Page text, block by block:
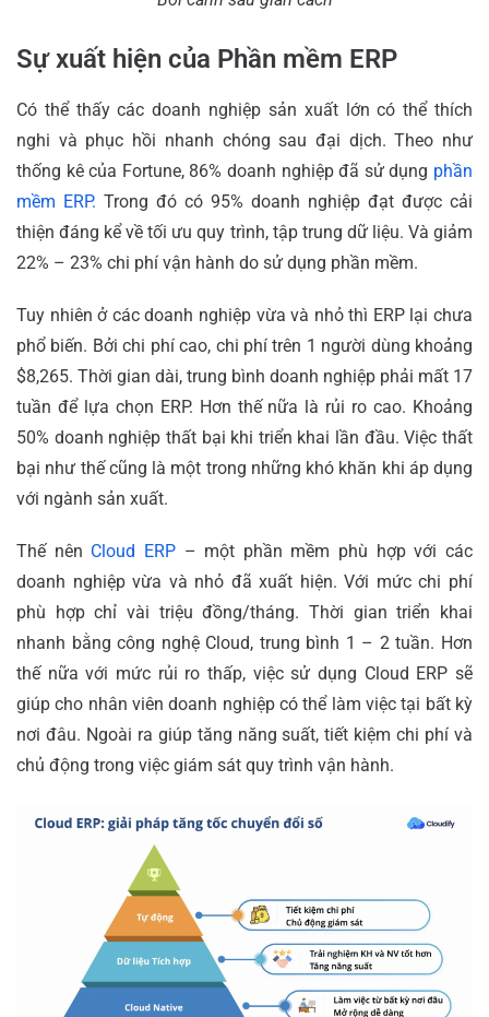
Sự xuất hiện của Phần mềm ERP
Có thể thấy các doanh nghiệp sản xuất lớn có thể thích
nghi và phục hồi nhanh chóng sau đại dịch. Theo như
thống kê của Fortune, 86% doanh nghiệp đã sử dụng phần
mềm ERP. Trong đó có 95% doanh nghiệp đạt được cải
thiện đáng kể về tối ưu quy trình, tập trung dữ liệu. Và giảm
22% – 23% chi phí vận hành do sử dụng phần mềm.
Tuy nhiên ở các doanh nghiệp vừa và nhỏ thì ERP lại chưa
phổ biến. Bởi chi phí cao, chi phí trên 1 người dùng khoảng
$8,265. Thời gian dài, trung bình doanh nghiệp phải mất 17
tuần để lựa chọn ERP. Hơn thế nữa là rủi ro cao. Khoảng
50% doanh nghiệp thất bại khi triển khai lần đầu. Việc thất
bại như thế cũng là một trong những khó khăn khi áp dụng
với ngành sản xuất.
Thế nên Cloud ERP– một phần mềm phù hợp với các
doanh nghiệp vừa và nhỏ đã xuất hiện. Với mức chi phí
phù hợp chỉ vài triệu đồng/tháng. Thời gian triển khai
nhanh bằng công nghệ Cloud, trung bình 1 – 2 tuần. Hơn
thế nữa với mức rủi ro thấp, việc sử dụng Cloud ERP sẽ
giúp cho nhân viên doanh nghiệp có thể làm việc tại bất kỳ
nơi đâu. Ngoài ra giúp tăng năng suất, tiết kiệm chi phí và
chủ động trong việc giám sát quy trình vận hành.